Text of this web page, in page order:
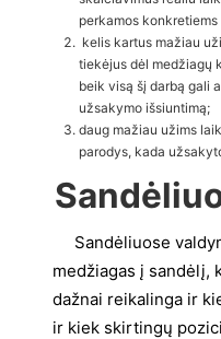
perkamos
kelis kartus mažiau
tiekėjus dėl medžiagų
beik visą šį darbą gali
užsakymo išsiuntimą;
daug mažiau užims
parodys, kada
Sandėliuose
medžiagas į sandėlį,
dažnai reikalinga ir
ir kiek skirtingų